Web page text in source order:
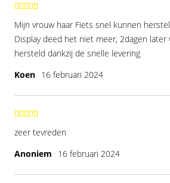
Mijn vrouw haar Fiets snel kunnen
Display deed het niet meer, 2dagen later
hersteld dankzij de snelle levering
Koen 16 februari 2024
zeer tevreden
Anoniem
16 februari 2024